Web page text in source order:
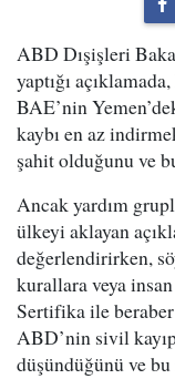
ABD Dışişleri
yaptığı
BAE’nin
kaybı en az
şahit olduğunu ve
Ancak yardım
ülkeyi aklayan
değerlendirirken,
kurallara veya
Sertifika ile
ABD’nin sivil
düşündüğünü ve